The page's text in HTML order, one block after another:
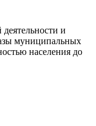
и
муниципальных
населения до